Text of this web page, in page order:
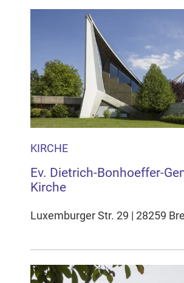
KIRCHE
Ev. Dietrich-Bonhoeffer-
Kirche
Luxemburger Str. 29 | 28259